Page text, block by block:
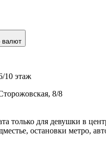
валют
10 этаж
8/8
только для девушки в
остановки метро,